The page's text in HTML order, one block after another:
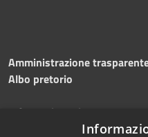
Amministrazione
Albo pretorio
Informativa privacy